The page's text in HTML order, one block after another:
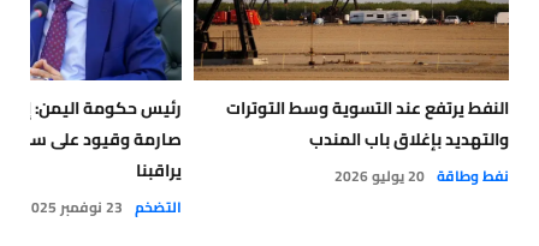
النفط يرتفع عند التسوية وسط التوترات
والتهديد بإغلاق باب المندب
نفط وطاقة 20 يوليو 2026
رئيس حكومة اليمن:
صارمة وقيود على سفر
يراقبنا
التضخم 23 نوفمبر 2025